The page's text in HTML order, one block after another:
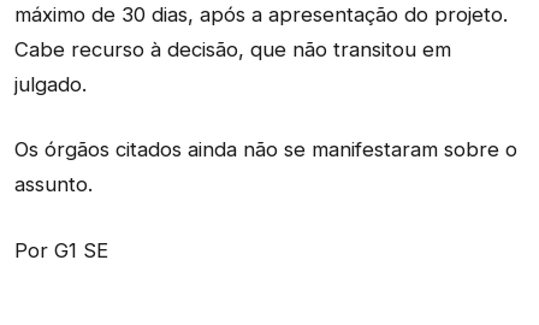
máximo de 30 dias, após a apresentação do projeto.
Cabe recurso à decisão, que não transitou em
julgado.
Os órgãos citados ainda não se manifestaram sobre o
assunto.
Por G1 SE